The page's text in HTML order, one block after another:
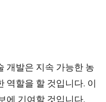
개발은 지속 가능한 농
역할을 할 것입니다. 이
에 기여할 것입니다.